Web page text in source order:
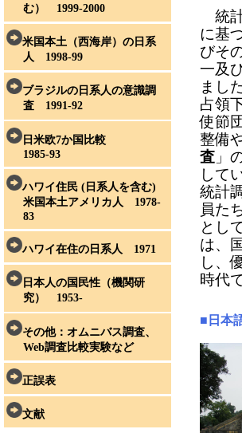
む） 1999-2000
米国本土（西海岸）の日系
人 1998-99
ブラジルの日系人の意識調
査 1991-92
日米欧7か国比較
1985-93
ハワイ住民 (日系人を含む)
米国本土アメリカ人 1978-
83
ハワイ在住の日系人 1971
日本人の国民性（機関研
究） 1953-
その他：オムニバス調査、
Web調査比較実験など
正誤表
文献
統
に基
びそ
一及
まし
占領
使節
整備
査 」
して
統計
員た
とし
は、
し、
時代
■日本